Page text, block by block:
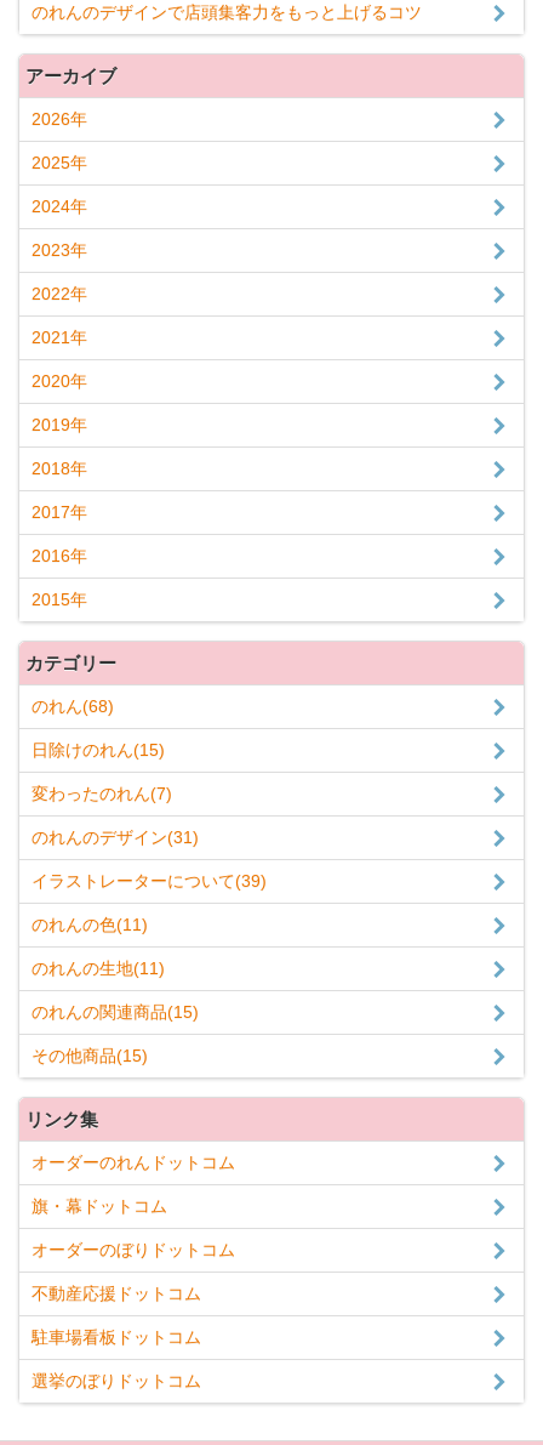
のれんのデザインで店頭集客力をもっと上げるコツ
アーカイブ
2026年
2025年
2024年
2023年
2022年
2021年
2020年
2019年
2018年
2017年
2016年
2015年
カテゴリー
のれん(68)
日除けのれん(15)
変わったのれん(7)
のれんのデザイン(31)
イラストレーターについて(39)
のれんの色(11)
のれんの生地(11)
のれんの関連商品(15)
その他商品(15)
リンク集
オーダーのれんドットコム
旗・幕ドットコム
オーダーのぼりドットコム
不動産応援ドットコム
駐車場看板ドットコム
選挙のぼりドットコム